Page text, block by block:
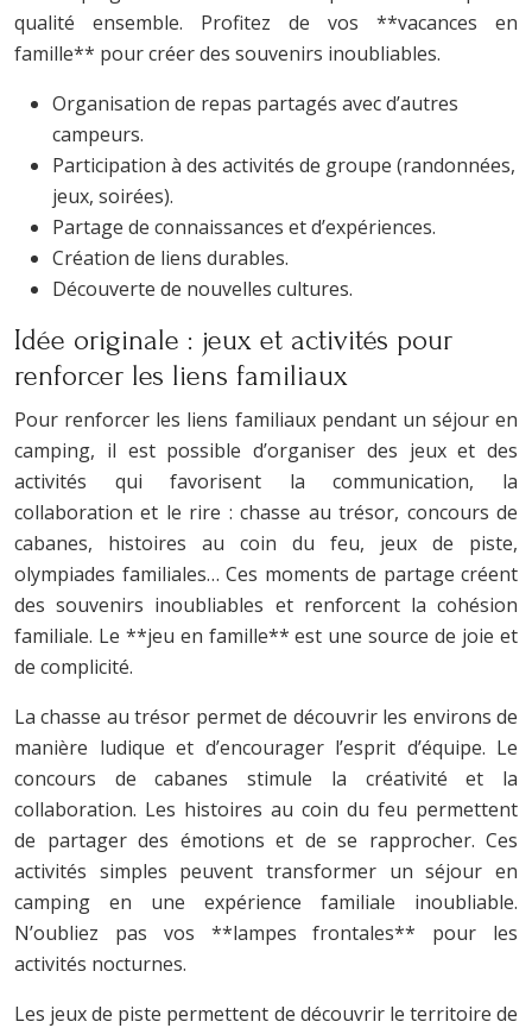
qualité ensemble. Profitez de vos **vacances en
famille** pour créer des souvenirs inoubliables.
Organisation de repas partagés avec d’autres
campeurs.
Participation à des activités de groupe (randonnées,
jeux, soirées).
Partage de connaissances et d’expériences.
Création de liens durables.
Découverte de nouvelles cultures.
Idée originale : jeux et activités pour
renforcer les liens familiaux
Pour renforcer les liens familiaux pendant un séjour en
camping, il est possible d’organiser des jeux et des
activités qui favorisent la communication, la
collaboration et le rire : chasse au trésor, concours de
cabanes, histoires au coin du feu, jeux de piste,
olympiades familiales… Ces moments de partage créent
des souvenirs inoubliables et renforcent la cohésion
familiale. Le **jeu en famille** est une source de joie et
de complicité.
La chasse au trésor permet de découvrir les environs de
manière ludique et d’encourager l’esprit d’équipe. Le
concours de cabanes stimule la créativité et la
collaboration. Les histoires au coin du feu permettent
de partager des émotions et de se rapprocher. Ces
activités simples peuvent transformer un séjour en
camping en une expérience familiale inoubliable.
N’oubliez pas vos **lampes frontales** pour les
activités nocturnes.
Les jeux de piste permettent de découvrir le territoire de